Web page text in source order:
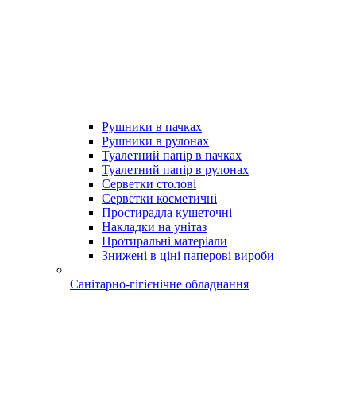
Рушники в пачках
Рушники в рулонах
Туалетний папір в пачках
Туалетний папір в рулонах
Серветки столові
Серветки косметичні
Простирадла кушеточні
Накладки на унітаз
Протиральні матеріали
Знижені в ціні паперові вироби
Санітарно-гігієнічне обладнання